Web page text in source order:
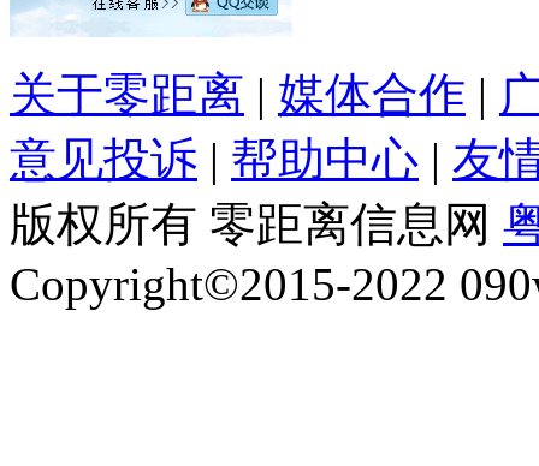
关于零距离 | 媒体合作 |
意见投诉 | 帮助中心 | 友
版权所有 零距离信息网
Copyright©2015-2022